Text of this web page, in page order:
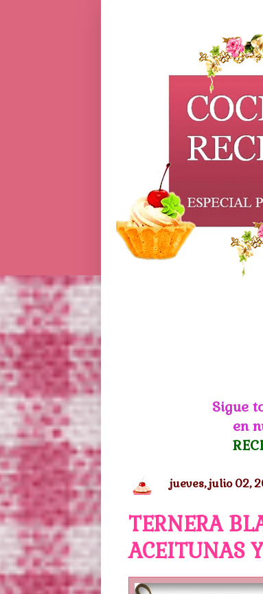
Sigue
en
jueves, julio 02,
TERNERA
ACEITUNAS